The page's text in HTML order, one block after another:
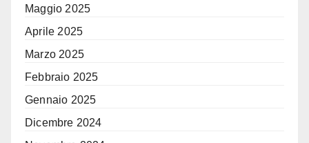
Maggio 2025
Aprile 2025
Marzo 2025
Febbraio 2025
Gennaio 2025
Dicembre 2024